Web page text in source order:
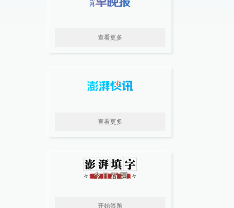
查看更多
查看更多
开始答题